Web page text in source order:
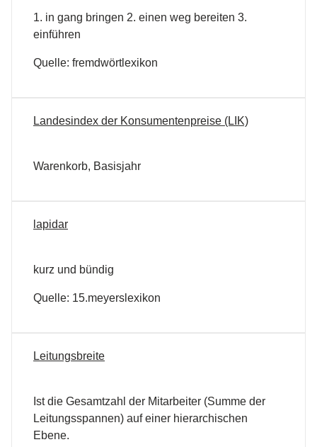
1. in gang bringen 2. einen weg bereiten 3.
einführen
Quelle: fremdwörtlexikon
Landesindex der Konsumentenpreise (LIK)
Warenkorb, Basisjahr
lapidar
kurz und bündig
Quelle: 15.meyerslexikon
Leitungsbreite
Ist die Gesamtzahl der Mitarbeiter (Summe der
Leitungsspannen) auf einer hierarchischen
Ebene.